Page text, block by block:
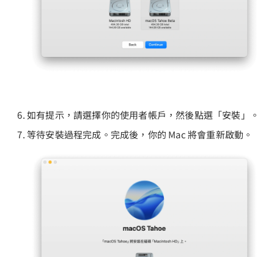
如有提示，請選擇你的使用者帳戶，然後點選「安裝」。
等待安裝過程完成。完成後，你的 Mac 將會重新啟動。